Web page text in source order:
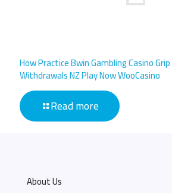
How Practice Bwin Gambling Casino
Withdrawals NZ Play Now WooCasino
Read more
About Us